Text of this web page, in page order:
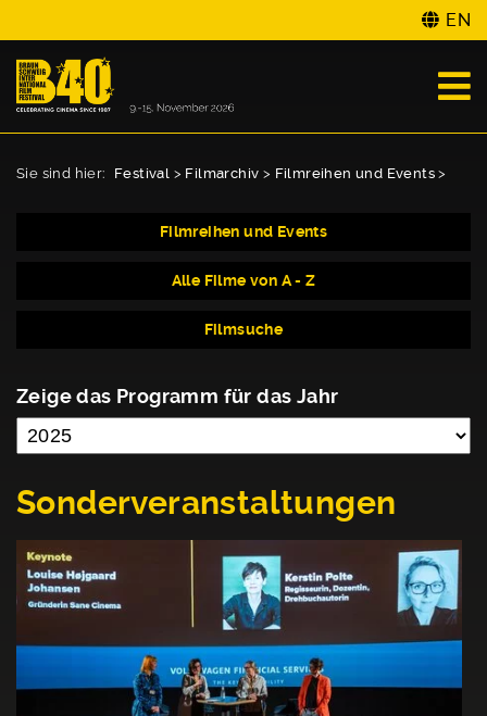
EN
Sie sind hier: Festival > Filmarchiv > Filmreihen und Events >
Filmreihen und Events
Alle Filme von A - Z
Filmsuche
Zeige das Programm für das Jahr
Sonderveranstaltungen